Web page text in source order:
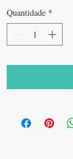
Quantidade *